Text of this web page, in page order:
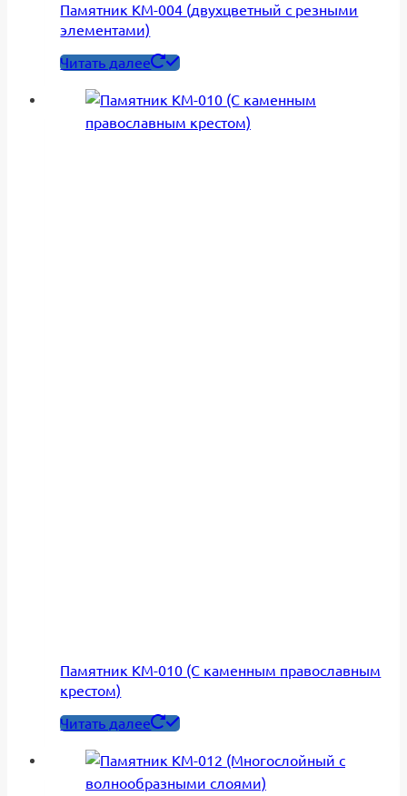
Памятник КМ-004 (двухцветный с резными
элементами)
Читать далее
Памятник КМ-010 (С каменным православным
крестом)
Читать далее